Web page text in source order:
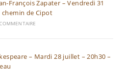
François Zapater – Vendredi 31
chemin de Cipot
– Mardi 28 juillet – 20h30 –